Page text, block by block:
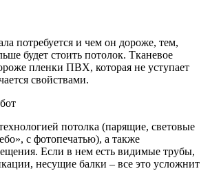
потребуется и чем он дороже, тем,
будет стоить потолок. Тканевое
пленки ПВХ, которая не уступает
свойствами.
потолка (парящие, световые
с фотопечатью), а также
Если в нем есть видимые трубы,
несущие балки – все это усложнит